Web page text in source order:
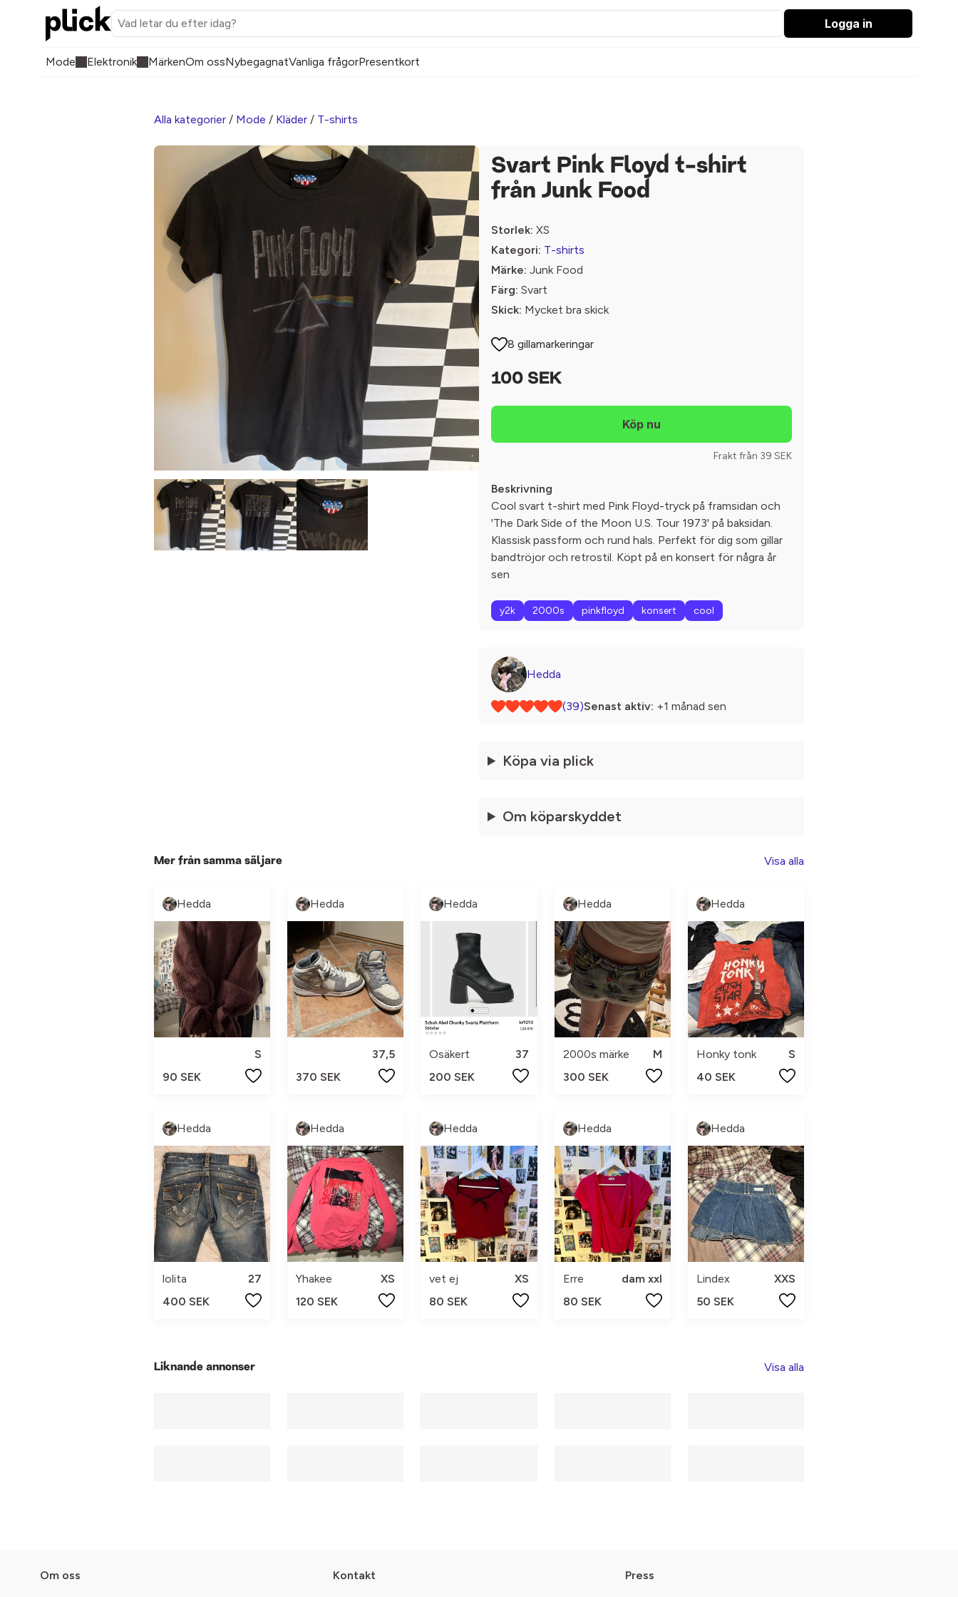
Logga in
Mode Elektronik MärkenOm ossNybegagnatVanliga frågorPresentkort
Alla kategorier / Mode / Kläder / T-shirts
Svart Pink Floyd t-shirt
från Junk Food
Storlek: XS
Kategori: T-shirts
Märke: Junk Food
Färg: Svart
Skick: Mycket bra skick
8 gillamarkeringar
100 SEK
Frakt från 39 SEK
Beskrivning
Cool svart t-shirt med Pink Floyd-tryck på framsidan och
'The Dark Side of the Moon U.S. Tour 1973' på baksidan.
Klassisk passform och rund hals. Perfekt för dig som gillar
bandtröjor och retrostil. Köpt på en konsert för några år
sen
y2k 2000s pinkfloyd konsert cool
Hedda
(39)Senast aktiv: +1 månad sen
Köpa via plick
Om köparskyddet
Mer från samma säljare Visa alla
Hedda
S
90 SEK
Hedda
37,5
370 SEK
Hedda
Osäkert
37
200 SEK
Hedda
2000s märke
M
300 SEK
Hedda
Honky tonk
S
40 SEK
Hedda
lolita
27
400 SEK
Hedda
Yhakee
XS
120 SEK
Hedda
vet ej
XS
80 SEK
Hedda
Erre
dam xxl
80 SEK
Hedda
Lindex
XXS
50 SEK
Liknande annonser Visa alla
Om oss Kontakt Press